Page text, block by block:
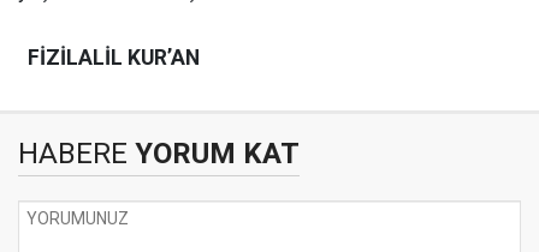
FİZİLALİL KUR’AN
HABERE YORUM KAT